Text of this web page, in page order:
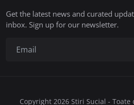
Get the latest news and curated
inbox. Sign up for our newsletter.
Copyright 2026 Stiri Sucial -